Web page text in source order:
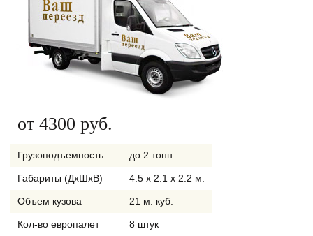
от 4300 руб.
Грузоподъемность до 2 тонн
Габариты (ДхШхВ) 4.5 x 2.1 x 2.2 м.
Объем кузова 21 м. куб.
Кол-во европалет 8 штук